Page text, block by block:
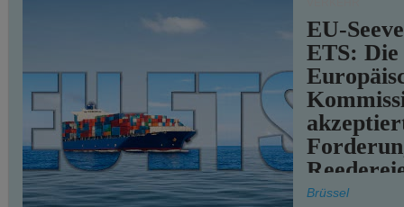
EU-
ETS: Die
teilweise.
Brüssel